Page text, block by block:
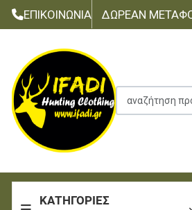
ΕΠΙΚΟΙΝΩΝΊΑ ΔΩΡΕΆΝ
αναζήτηση
ΚΑΤΗΓΟΡΊΕΣ